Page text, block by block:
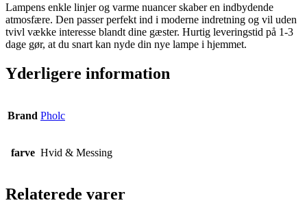
Lampens enkle linjer og varme nuancer skaber en indbydende
atmosfære. Den passer perfekt ind i moderne indretning og vil uden
tvivl vække interesse blandt dine gæster. Hurtig leveringstid på 1-3
dage gør, at du snart kan nyde din nye lampe i hjemmet.
Yderligere information
Brand Pholc
farve Hvid & Messing
Relaterede varer